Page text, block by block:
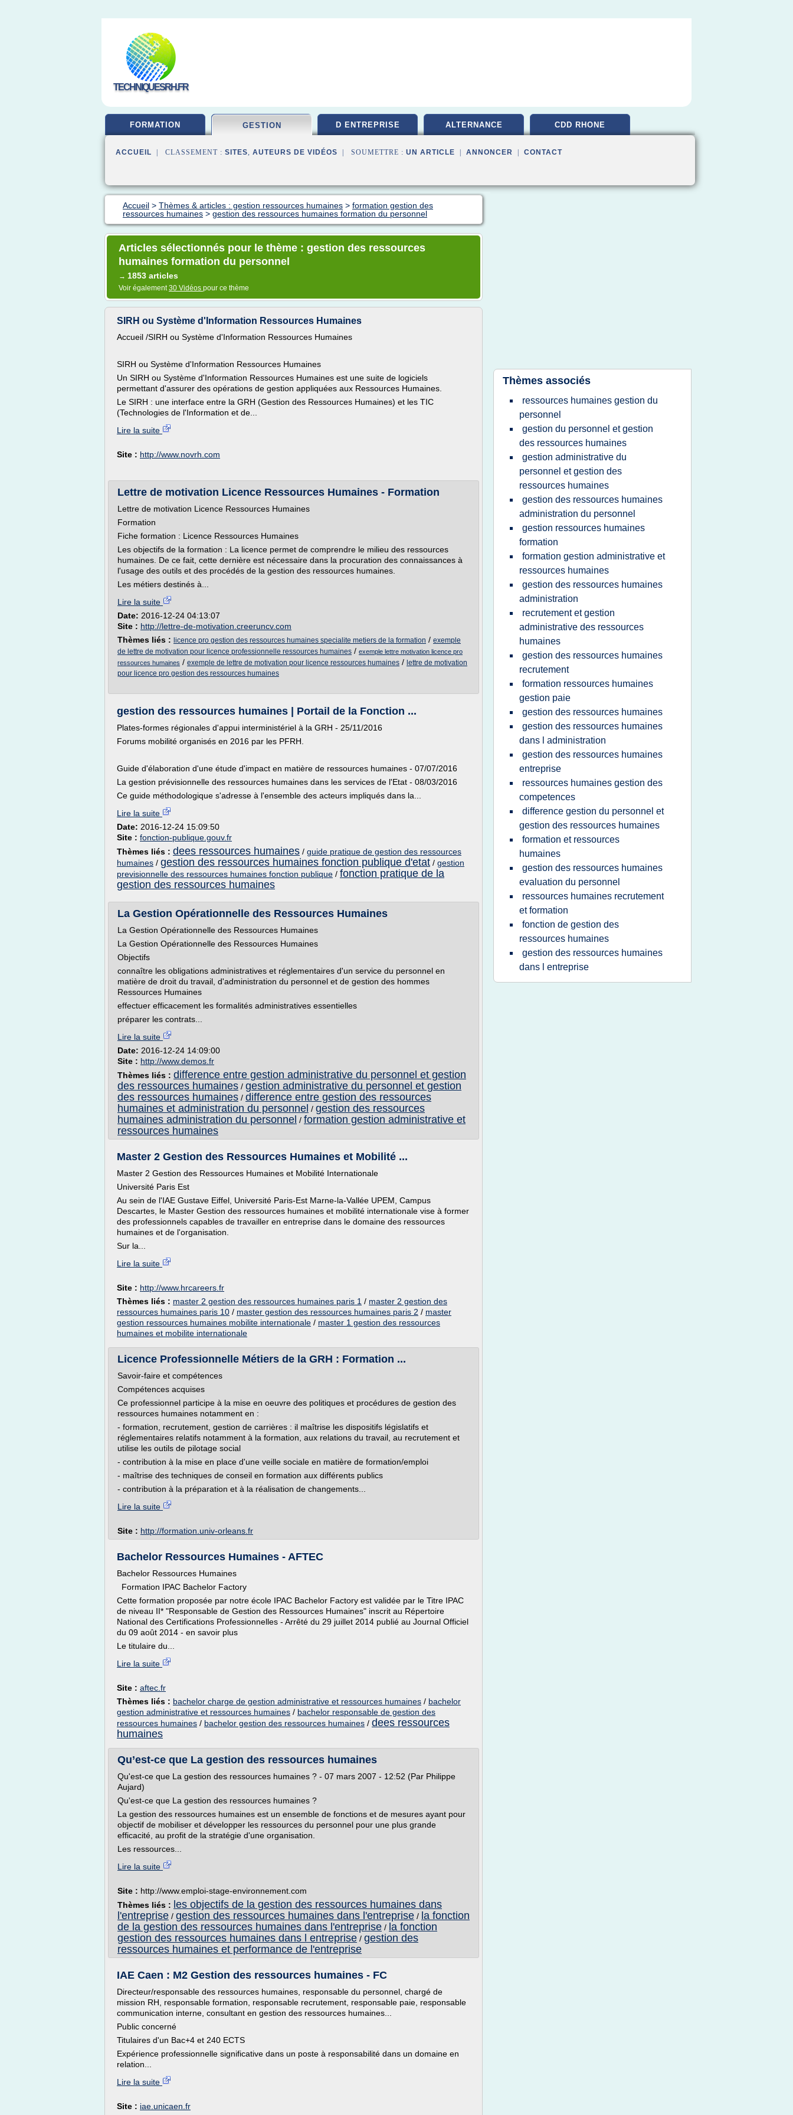
TECHNIQUESRH.FR
FORMATION GESTION D ENTREPRISE ALTERNANCE CDD RHONE
ACCUEIL | CLASSEMENT : SITES, AUTEURS DE VIDÉOS | SOUMETTRE : UN ARTICLE ANNONCER CONTACT
Accueil > Thèmes & articles : gestion ressources humaines > formation gestion des
ressources humaines > gestion des ressources humaines formation du personnel
Articles sélectionnés pour le thème : gestion des ressources
humaines formation du personnel
→ 1853 articles
Voir également30 Vidéos pour ce thème
SIRH ou Système d'Information Ressources Humaines
Accueil /SIRH ou Système d'Information Ressources Humaines
SIRH ou Système d'Information Ressources Humaines
Un SIRH ou Système d'Information Ressources Humaines est une suite de logiciels
permettant d'assurer des opérations de gestion appliquées aux Ressources Humaines.
Le SIRH : une interface entre la GRH (Gestion des Ressources Humaines) et les TIC
(Technologies de l'Information et de...
Lire la suite
Site : http://www.novrh.com
Lettre de motivation Licence Ressources Humaines - Formation
Lettre de motivation Licence Ressources Humaines
Formation
Fiche formation : Licence Ressources Humaines
Les objectifs de la formation : La licence permet de comprendre le milieu des ressources
humaines. De ce fait, cette dernière est nécessaire dans la procuration des connaissances à
l'usage des outils et des procédés de la gestion des ressources humaines.
Les métiers destinés à...
Lire la suite
Date: 2016-12-24 04:13:07
Site : http://lettre-de-motivation.creeruncv.com
Thèmes liés : licence pro gestion des ressources humaines specialite metiers de la formation / exemple
de lettre de motivation pour licence professionnelle ressources humaines / exemple lettre motivation licence pro
ressources humaines / exemple de lettre de motivation pour licence ressources humaines / lettre de motivation
pour licence pro gestion des ressources humaines
gestion des ressources humaines | Portail de la Fonction ...
Plates-formes régionales d'appui interministériel à la GRH - 25/11/2016
Forums mobilité organisés en 2016 par les PFRH.
Guide d'élaboration d'une étude d'impact en matière de ressources humaines - 07/07/2016
La gestion prévisionnelle des ressources humaines dans les services de l'Etat - 08/03/2016
Ce guide méthodologique s'adresse à l'ensemble des acteurs impliqués dans la...
Lire la suite
Date: 2016-12-24 15:09:50
Site : fonction-publique.gouv.fr
Thèmes liés : dees ressources humaines / guide pratique de gestion des ressources
humaines / gestion des ressources humaines fonction publique d'etat / gestion
previsionnelle des ressources humaines fonction publique / fonction pratique de la
gestion des ressources humaines
La Gestion Opérationnelle des Ressources Humaines
La Gestion Opérationnelle des Ressources Humaines
La Gestion Opérationnelle des Ressources Humaines
Objectifs
connaître les obligations administratives et réglementaires d'un service du personnel en
matière de droit du travail, d'administration du personnel et de gestion des hommes
Ressources Humaines
effectuer efficacement les formalités administratives essentielles
préparer les contrats...
Lire la suite
Date: 2016-12-24 14:09:00
Site : http://www.demos.fr
Thèmes liés : difference entre gestion administrative du personnel et gestion
des ressources humaines / gestion administrative du personnel et gestion
des ressources humaines / difference entre gestion des ressources
humaines et administration du personnel / gestion des ressources
humaines administration du personnel / formation gestion administrative et
ressources humaines
Master 2 Gestion des Ressources Humaines et Mobilité ...
Master 2 Gestion des Ressources Humaines et Mobilité Internationale
Université Paris Est
Au sein de l'IAE Gustave Eiffel, Université Paris-Est Marne-la-Vallée UPEM, Campus
Descartes, le Master Gestion des ressources humaines et mobilité internationale vise à former
des professionnels capables de travailler en entreprise dans le domaine des ressources
humaines et de l'organisation.
Sur la...
Lire la suite
Site : http://www.hrcareers.fr
Thèmes liés : master 2 gestion des ressources humaines paris 1 / master 2 gestion des
ressources humaines paris 10 / master gestion des ressources humaines paris 2 / master
gestion ressources humaines mobilite internationale / master 1 gestion des ressources
humaines et mobilite internationale
Licence Professionnelle Métiers de la GRH : Formation ...
Savoir-faire et compétences
Compétences acquises
Ce professionnel participe à la mise en oeuvre des politiques et procédures de gestion des
ressources humaines notamment en :
- formation, recrutement, gestion de carrières : il maîtrise les dispositifs législatifs et
réglementaires relatifs notamment à la formation, aux relations du travail, au recrutement et
utilise les outils de pilotage social
- contribution à la mise en place d'une veille sociale en matière de formation/emploi
- maîtrise des techniques de conseil en formation aux différents publics
- contribution à la préparation et à la réalisation de changements...
Lire la suite
Site : http://formation.univ-orleans.fr
Bachelor Ressources Humaines - AFTEC
Bachelor Ressources Humaines
Formation IPAC Bachelor Factory
Cette formation proposée par notre école IPAC Bachelor Factory est validée par le Titre IPAC
de niveau II* "Responsable de Gestion des Ressources Humaines" inscrit au Répertoire
National des Certifications Professionnelles - Arrêté du 29 juillet 2014 publié au Journal Officiel
du 09 août 2014 - en savoir plus
Le titulaire du...
Lire la suite
Site : aftec.fr
Thèmes liés : bachelor charge de gestion administrative et ressources humaines / bachelor
gestion administrative et ressources humaines / bachelor responsable de gestion des
ressources humaines / bachelor gestion des ressources humaines / dees ressources
humaines
Qu’est-ce que La gestion des ressources humaines
Qu'est-ce que La gestion des ressources humaines ? - 07 mars 2007 - 12:52 (Par Philippe
Aujard)
Qu'est-ce que La gestion des ressources humaines ?
La gestion des ressources humaines est un ensemble de fonctions et de mesures ayant pour
objectif de mobiliser et développer les ressources du personnel pour une plus grande
efficacité, au profit de la stratégie d'une organisation.
Les ressources...
Lire la suite
Site : http://www.emploi-stage-environnement.com
Thèmes liés : les objectifs de la gestion des ressources humaines dans
l'entreprise / gestion des ressources humaines dans l'entreprise / la fonction
de la gestion des ressources humaines dans l'entreprise / la fonction
gestion des ressources humaines dans l entreprise / gestion des
ressources humaines et performance de l'entreprise
IAE Caen : M2 Gestion des ressources humaines - FC
Directeur/responsable des ressources humaines, responsable du personnel, chargé de
mission RH, responsable formation, responsable recrutement, responsable paie, responsable
communication interne, consultant en gestion des ressources humaines...
Public concerné
Titulaires d'un Bac+4 et 240 ECTS
Expérience professionnelle significative dans un poste à responsabilité dans un domaine en
relation...
Lire la suite
Site : iae.unicaen.fr
Thèmes associés
ressources humaines gestion du
personnel
gestion du personnel et gestion
des ressources humaines
gestion administrative du
personnel et gestion des
ressources humaines
gestion des ressources humaines
administration du personnel
gestion ressources humaines
formation
formation gestion administrative et
ressources humaines
gestion des ressources humaines
administration
recrutement et gestion
administrative des ressources
humaines
gestion des ressources humaines
recrutement
formation ressources humaines
gestion paie
gestion des ressources humaines
gestion des ressources humaines
dans l administration
gestion des ressources humaines
entreprise
ressources humaines gestion des
competences
difference gestion du personnel et
gestion des ressources humaines
formation et ressources
humaines
gestion des ressources humaines
evaluation du personnel
ressources humaines recrutement
et formation
fonction de gestion des
ressources humaines
gestion des ressources humaines
dans l entreprise